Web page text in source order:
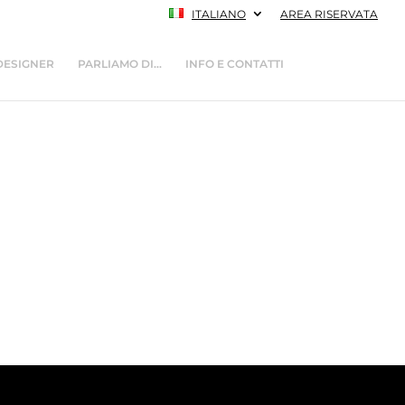
ITALIANO AREA RISERVATA
PARLIAMO DI… INFO E CONTATTI